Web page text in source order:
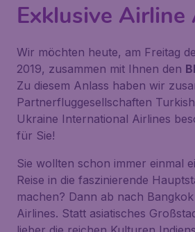
Exklusive Airline
Wir möchten heute, am Freitag
2019, zusammen mit Ihnen den
Zu diesem Anlass haben wir
Partnerfluggesellschaften
Ukraine International Airlines
für Sie!
Sie wollten schon immer einmal
Reise in die faszinierende
machen? Dann ab nach
Airlines. Statt asiatisches